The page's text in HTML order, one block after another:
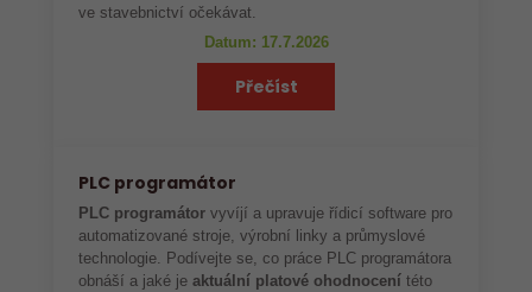
ve stavebnictví očekávat.
Datum: 17.7.2026
Přečíst
PLC programátor
PLC programátor vyvíjí a upravuje řídicí software pro
automatizované stroje, výrobní linky a průmyslové
technologie. Podívejte se, co práce PLC programátora
obnáší a jaké je aktuální platové ohodnocení této